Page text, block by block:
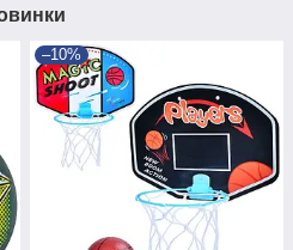
–10%